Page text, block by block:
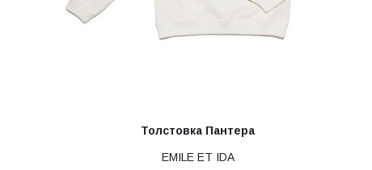
Толстовка Пантера
EMILE ET IDA